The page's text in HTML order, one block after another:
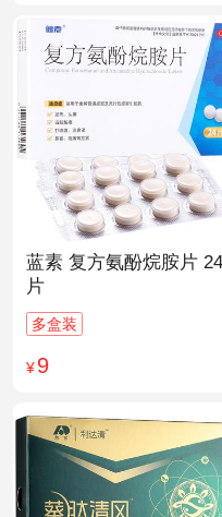
蓝素 复方氨酚烷胺片 24
片
多盒装
¥9